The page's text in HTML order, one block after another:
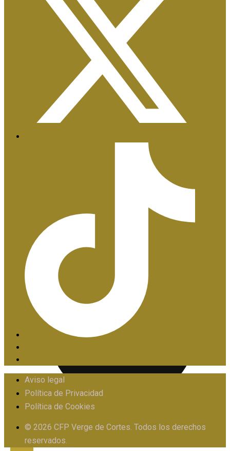
Certificaciones ISO
X
Aviso legal
Política de Privacidad
Política de Cookies
© 2026 CFP Verge de Cortes. Todos los derechos
reservados.